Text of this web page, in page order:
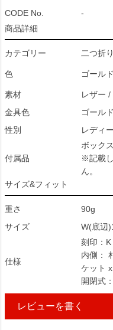
CODE No.
-
商品詳細
カテゴリー 二つ折
色 ゴール
素材
レザー /
金具色
ゴール
性別
レディ
付属品
ボック
※記載
ん。
サイズ&フィット
重さ
90g
サイズ
W(底辺
仕様
刻印：K
内側：
ケット
開閉式
レビューを書く